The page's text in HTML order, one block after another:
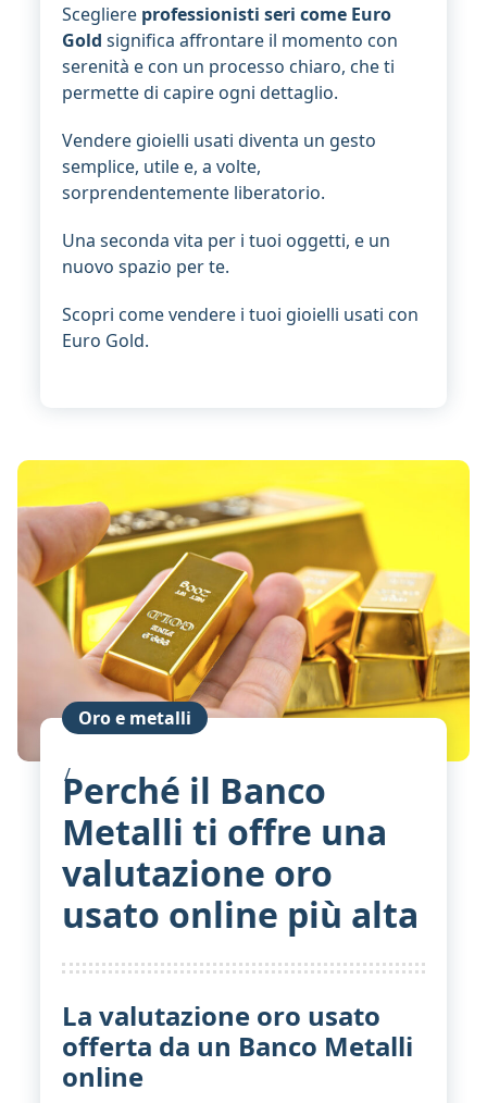
Scegliere professionisti seri come Euro
Gold significa affrontare il momento con
serenità e con un processo chiaro, che ti
permette di capire ogni dettaglio.
Vendere gioielli usati diventa un gesto
semplice, utile e, a volte,
sorprendentemente liberatorio.
Una seconda vita per i tuoi oggetti, e un
nuovo spazio per te.
Scopri come vendere i tuoi gioielli usati con
Euro Gold.
Oro e metalli
Perché il Banco
Metalli ti offre una
valutazione oro
usato online più alta
La valutazione oro usato
offerta da un Banco Metalli
online